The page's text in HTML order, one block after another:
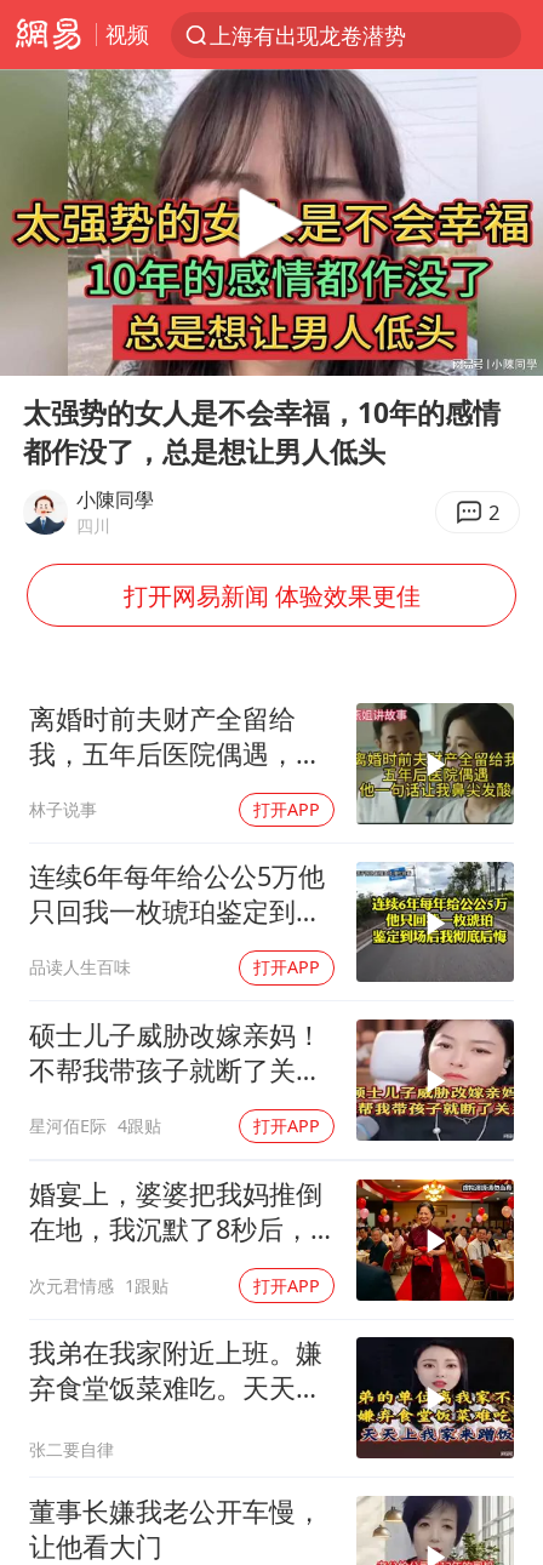
视频
上海有出现龙卷潜势
王传君 《披荆斩棘》
白海豚预计将在浙江苍南到三门一带登陆
今日15时起福州地铁高架区段停运
王艺迪2-4不敌张本美和止步4强
上门女婿出轨女邻居多年被判重婚罪
2025年小学教师减少13.19万
上海大部迎大暴雨
《龙餐馆》 冲奖
以军士兵把枪口对准中国记者
笔试第一被劝弃考涉事副校长被撤职
白海豚5次眼壁置换
构建更高水平的全民健身公共服务体系
Play
00:00 09:09
太强势的女人是不会幸福，10年的感情
都作没了，总是想让男人低头
小陳同學
四川 2
打开网易新闻 体验效果更佳
离婚时前夫财产全留给
我，五年后医院偶遇，他
一句话让我鼻尖发酸
林子说事 打开APP
连续6年每年给公公5万他
只回我一枚琥珀鉴定到场
品读人生百味 打开APP
硕士儿子威胁改嫁亲妈！
不帮我带孩子就断了关
星河佰E际 4跟贴 打开APP
婚宴上，婆婆把我妈推倒
在地，我沉默了8秒后，
次元君情感 1跟贴 打开APP
我弟在我家附近上班。嫌
弃食堂饭菜难吃。天天上
张二要自律
董事长嫌我老公开车慢，
让他看大门